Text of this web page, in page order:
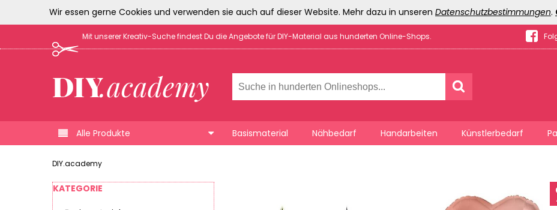
Wir essen gerne Cookies und verwenden sie auch auf dieser Website. Mehr dazu in unseren Datenschutzbestimmungen.
Mit unserer Kreativ-Suche findest Du die Angebote für DIY-Material aus hunderten Online-Shops.
Alle Produkte Basismaterial Nähbedarf Handarbeiten Künstlerbedarf
DIY.academy
KATEGORIE